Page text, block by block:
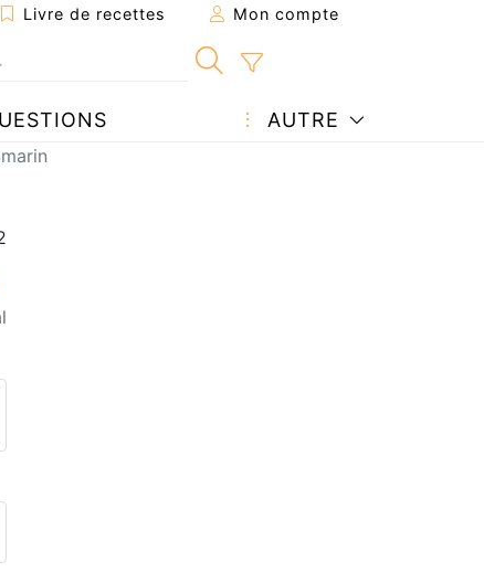
Livre de recettes Mon compte
AUTRE
à un ami
page
une question à l'auteur
votre photo de cette